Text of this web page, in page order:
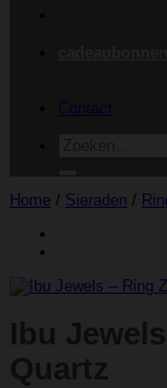
Home / Sieraden /
Ibu
Quartz